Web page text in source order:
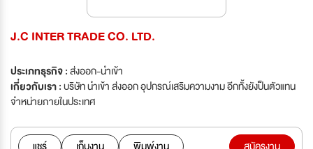
J.C INTER TRADE CO. LTD.
ประเภทธุรกิจ :ส่งออก-นำเข้า
เกี่ยวกับเรา :บริษัท นำเข้า ส่งออก อุปกรณ์เสริมความงาม อีกทั้งยังป็นตัวแทน
จำหน่ายภายในประเทศ